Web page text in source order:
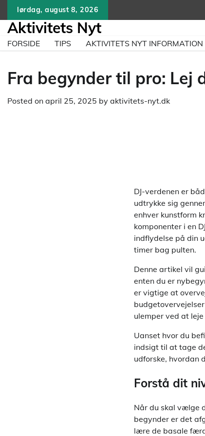
content
lørdag, august 8, 2026
Aktivitets Nyt
FORSIDE TIPS AKTIVITETS NYT INFORMATION
Fra begynder til pro: Lej
Posted on april 25, 2025 by aktivitets-nyt.dk
DJ-verdenen er
udtrykke sig
enhver kunstform
komponenter i en
indflydelse på din
timer bag pulten.
Denne artikel vil
enten du er
er vigtige at
ulemper ved at
Uanset hvor du
indsigt til at tage
udforske, hvordan
Forstå dit
Når du skal vælge
begynder er det
lære de basale